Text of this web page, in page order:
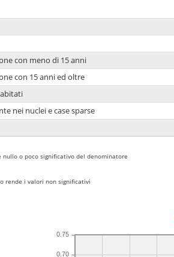
con meno di 15 anni
con 15 anni ed oltre
nei nuclei e case sparse
o poco significativo del denominatore
rende i valori non significativi
0.70
0.75